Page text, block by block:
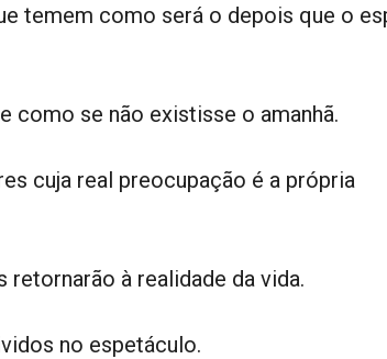
temem como será o depois que o
como se não existisse o amanhã.
cuja real preocupação é a própria
à realidade da vida.
no espetáculo.